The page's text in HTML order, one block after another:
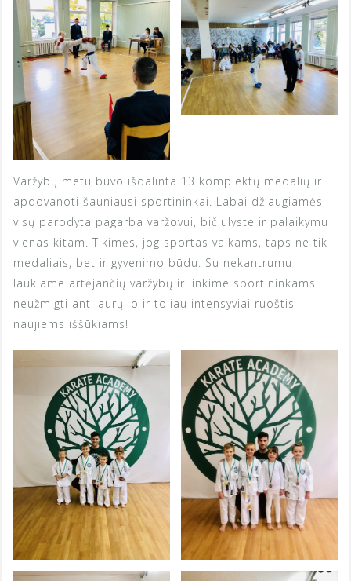
Varžybų metu buvo išdalinta 13 komplektų medalių ir
apdovanoti šauniausi sportininkai. Labai džiaugiamės
visų parodyta pagarba varžovui, bičiulyste ir palaikymu
vienas kitam. Tikimės, jog sportas vaikams, taps ne tik
medaliais, bet ir gyvenimo būdu. Su nekantrumu
laukiame artėjančių varžybų ir linkime sportininkams
neužmigti ant laurų, o ir toliau intensyviai ruoštis
naujiems iššūkiams!